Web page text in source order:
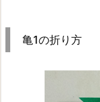
亀1の折り方